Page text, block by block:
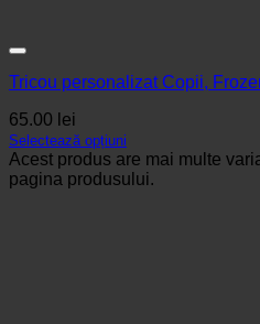
Tricou personalizat Copii,
65.00 lei
Selectează opțiuni
Acest produs are mai multe
pagina produsului.